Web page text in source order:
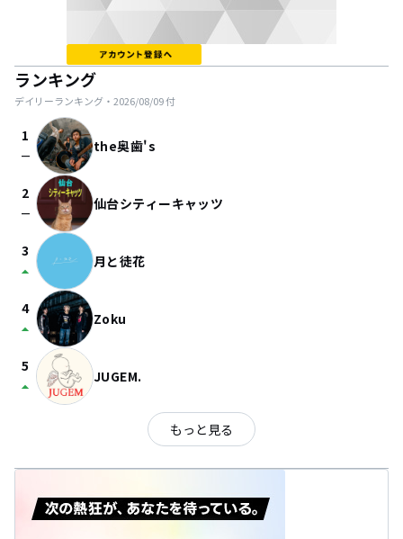
ランキング
デイリーランキング・ 2026/08/09付
1
check_indeterminate_small the奥歯's
2
check_indeterminate_small 仙台シティーキャッツ
3
arrow_drop_up 月と徒花
4
arrow_drop_up Zoku
5
arrow_drop_up JUGEM.
もっと見る